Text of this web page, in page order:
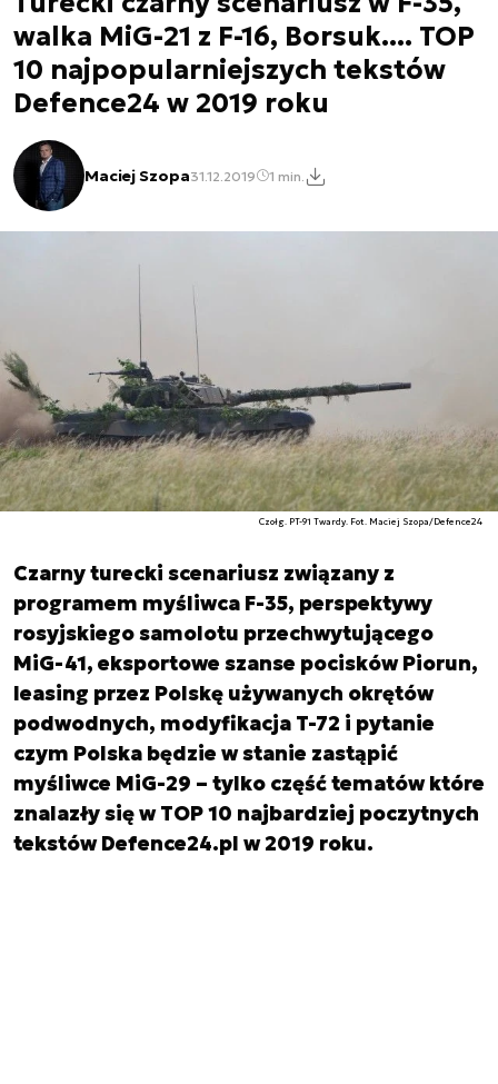
walka MiG-21 z F-16, Borsuk.... TOP
10 najpopularniejszych tekstów
Defence24 w 2019 roku
Maciej Szopa31.12.2019 1 min.
Czołg. PT-91 Twardy. Fot. Maciej Szopa/Defence24
Czarny turecki scenariusz związany z
programem myśliwca F-35, perspektywy
rosyjskiego samolotu przechwytującego
MiG-41, eksportowe szanse pocisków Piorun,
leasing przez Polskę używanych okrętów
podwodnych, modyfikacja T-72 i pytanie
czym Polska będzie w stanie zastąpić
myśliwce MiG-29 – tylko część tematów które
znalazły się w TOP 10 najbardziej poczytnych
tekstów Defence24.pl w 2019 roku.